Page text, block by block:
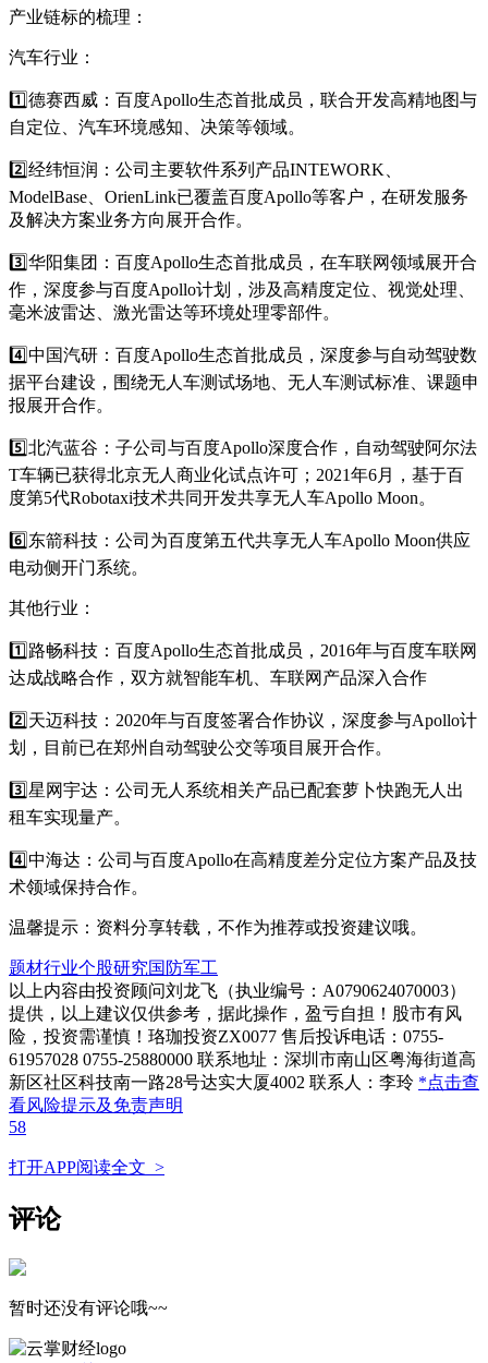
​产业链标的梳理：
汽车行业：
1️⃣德赛西威：百度Apollo生态首批成员，联合开发高精地图与
自定位、汽车环境感知、决策等领域。
2️⃣经纬恒润：公司主要软件系列产品INTEWORK、
ModelBase、OrienLink已覆盖百度Apollo等客户，在研发服务
及解决方案业务方向展开合作。
3️⃣华阳集团：百度Apollo生态首批成员，在车联网领域展开合
作，深度参与百度Apollo计划，涉及高精度定位、视觉处理、
毫米波雷达、激光雷达等环境处理零部件。
4️⃣中国汽研：百度Apollo生态首批成员，深度参与自动驾驶数
据平台建设，围绕无人车测试场地、无人车测试标准、课题申
报展开合作。
5️⃣北汽蓝谷：子公司与百度Apollo深度合作，自动驾驶阿尔法
T车辆已获得北京无人商业化试点许可；2021年6月，基于百
度第5代Robotaxi技术共同开发共享无人车Apollo Moon。
6️⃣东箭科技：公司为百度第五代共享无人车Apollo Moon供应
电动侧开门系统。
其他行业：
1️⃣路畅科技：百度Apollo生态首批成员，2016年与百度车联网
达成战略合作，双方就智能车机、车联网产品深入合作
2️⃣天迈科技：2020年与百度签署合作协议，深度参与Apollo计
划，目前已在郑州自动驾驶公交等项目展开合作。
3️⃣星网宇达：公司无人系统相关产品已配套萝卜快跑无人出
租车实现量产。
4️⃣中海达：公司与百度Apollo在高精度差分定位方案产品及技
术领域保持合作。
温馨提示：资料分享转载，不作为推荐或投资建议哦。
题材行业个股研究国防军工
以上内容由投资顾问刘龙飞（执业编号：A0790624070003）
提供，以上建议仅供参考，据此操作，盈亏自担！股市有风
险，投资需谨慎！珞珈投资ZX0077 售后投诉电话：0755-
61957028 0755-25880000 联系地址：深圳市南山区粤海街道高
新区社区科技南一路28号达实大厦4002 联系人：李玲 *点击查
看风险提示及免责声明
58
打开APP阅读全文 >
评论
暂时还没有评论哦~~